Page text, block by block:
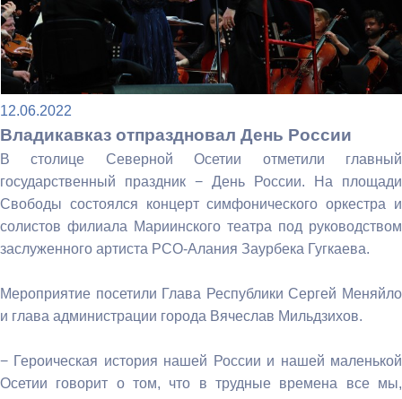
12.06.2022
Владикавказ отпраздновал День России
В столице Северной Осетии отметили главный
государственный праздник − День России. На площади
Свободы состоялся концерт симфонического оркестра и
солистов филиала Мариинского театра под руководством
заслуженного артиста РСО-Алания Заурбека Гугкаева.
Мероприятие посетили Глава Республики Сергей Меняйло
и глава администрации города Вячеслав Мильдзихов.
− Героическая история нашей России и нашей маленькой
Осетии говорит о том, что в трудные времена все мы,